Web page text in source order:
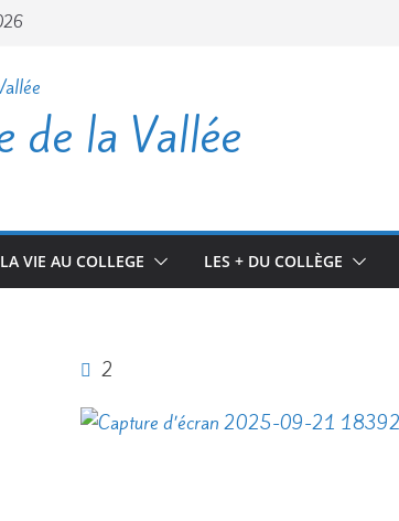
de la Vallée
LA VIE AU COLLEGE LES + DU COLLÈGE
2